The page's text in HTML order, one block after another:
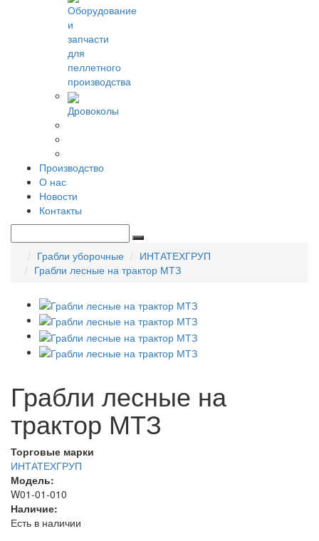
Оборудование
и
запчасти
для
пеллетного
производства
Дровоколы
Производство
О нас
Новости
Контакты
Грабли уборочные
ИНТАТЕХГРУП
Грабли лесные на трактор МТЗ
Грабли лесные на
трактор МТЗ
Торговые марки
ИНТАТЕХГРУП
Модель:
W01-01-010
Наличие:
Есть в наличии